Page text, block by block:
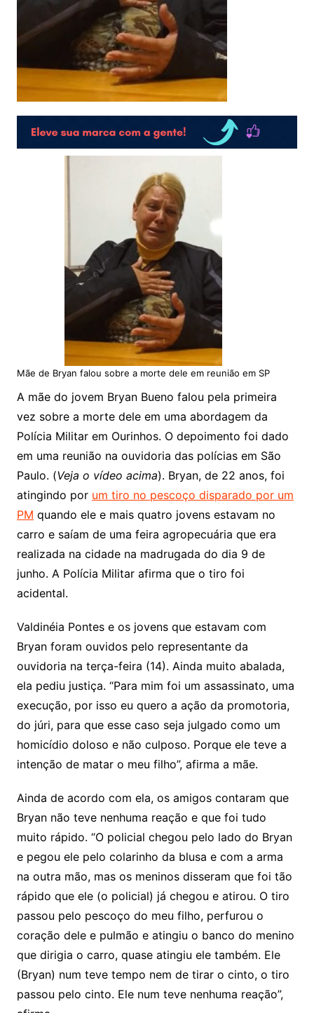
Mãe de Bryan falou sobre a morte dele em reunião em SP
A mãe do jovem Bryan Bueno falou pela primeira
vez sobre a morte dele em uma abordagem da
Polícia Militar em Ourinhos. O depoimento foi dado
em uma reunião na ouvidoria das polícias em São
Paulo. (Veja o vídeo acima). Bryan, de 22 anos, foi
atingindo por um tiro no pescoço disparado por um
PM quando ele e mais quatro jovens estavam no
carro e saíam de uma feira agropecuária que era
realizada na cidade na madrugada do dia 9 de
junho. A Polícia Militar afirma que o tiro foi
acidental.
Valdinéia Pontes e os jovens que estavam com
Bryan foram ouvidos pelo representante da
ouvidoria na terça-feira (14). Ainda muito abalada,
ela pediu justiça. “Para mim foi um assassinato, uma
execução, por isso eu quero a ação da promotoria,
do júri, para que esse caso seja julgado como um
homicídio doloso e não culposo. Porque ele teve a
intenção de matar o meu filho”, afirma a mãe.
Ainda de acordo com ela, os amigos contaram que
Bryan não teve nenhuma reação e que foi tudo
muito rápido. “O policial chegou pelo lado do Bryan
e pegou ele pelo colarinho da blusa e com a arma
na outra mão, mas os meninos disseram que foi tão
rápido que ele (o policial) já chegou e atirou. O tiro
passou pelo pescoço do meu filho, perfurou o
coração dele e pulmão e atingiu o banco do menino
que dirigia o carro, quase atingiu ele também. Ele
(Bryan) num teve tempo nem de tirar o cinto, o tiro
passou pelo cinto. Ele num teve nenhuma reação”,